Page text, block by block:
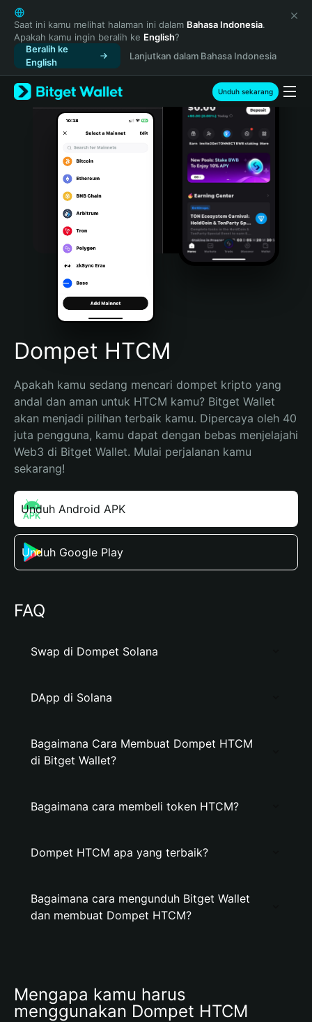
English
日本語
Tiếng Việt
Русский
Español (Latinoamérica)
Türkçe
Italiano
Português (Portugal)
Bahasa Indonesia
Português (Brasil)
Español (Argentina)
Saat ini kamu melihat halaman ini dalam Bahasa Indonesia.
Apakah kamu ingin beralih ke English?
Beralih ke
English
Lanjutkan dalam Bahasa Indonesia
Unduh sekarang
Dompet HTCM
Apakah kamu sedang mencari dompet kripto yang
andal dan aman untuk HTCM kamu? Bitget Wallet
akan menjadi pilihan terbaik kamu. Dipercaya oleh 40
juta pengguna, kamu dapat dengan bebas menjelajahi
Web3 di Bitget Wallet. Mulai perjalanan kamu
sekarang!
Unduh Android APK
Unduh Google Play
FAQ
Swap di Dompet Solana
DApp di Solana
Bagaimana Cara Membuat Dompet HTCM
di Bitget Wallet?
Bagaimana cara membeli token HTCM?
Dompet HTCM apa yang terbaik?
Bagaimana cara mengunduh Bitget Wallet
dan membuat Dompet HTCM?
Mengapa kamu harus
menggunakan Dompet HTCM